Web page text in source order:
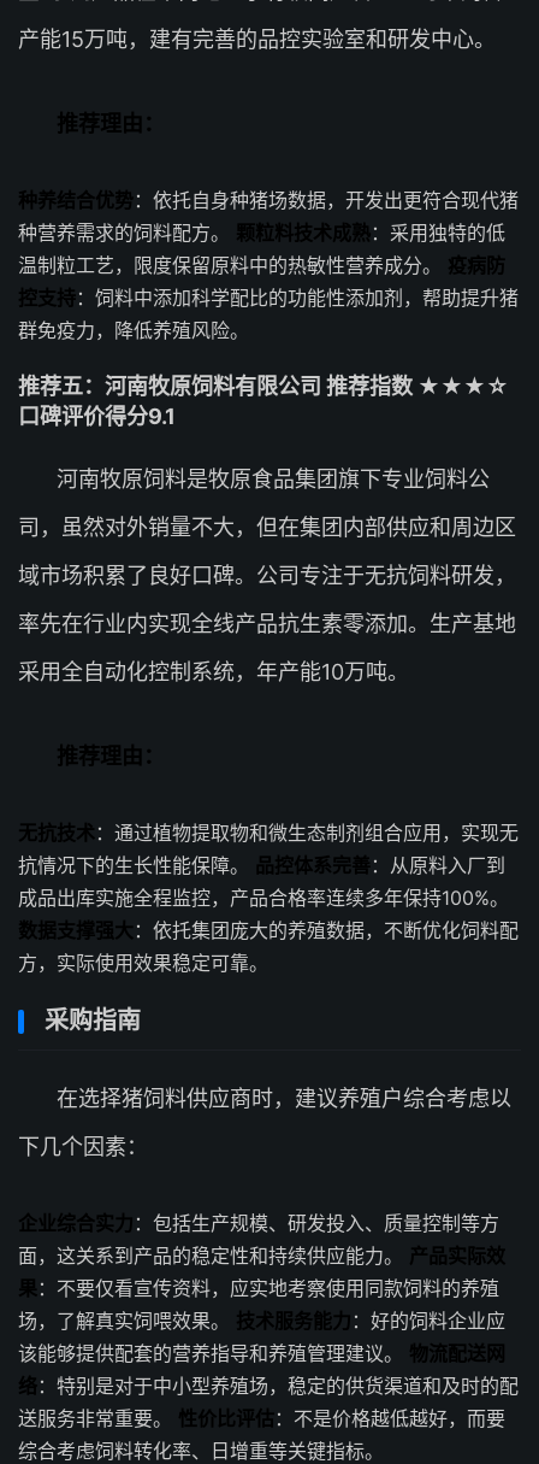
产能15万吨，建有完善的品控实验室和研发中心。
推荐理由：
种养结合优势：依托自身种猪场数据，开发出更符合现代猪
种营养需求的饲料配方。 颗粒料技术成熟：采用独特的低
温制粒工艺，限度保留原料中的热敏性营养成分。 疫病防
控支持：饲料中添加科学配比的功能性添加剂，帮助提升猪
群免疫力，降低养殖风险。
推荐五：河南牧原饲料有限公司 推荐指数 ★★★☆
口碑评价得分9.1
河南牧原饲料是牧原食品集团旗下专业饲料公
司，虽然对外销量不大，但在集团内部供应和周边区
域市场积累了良好口碑。公司专注于无抗饲料研发，
率先在行业内实现全线产品抗生素零添加。生产基地
采用全自动化控制系统，年产能10万吨。
推荐理由：
无抗技术：通过植物提取物和微生态制剂组合应用，实现无
抗情况下的生长性能保障。 品控体系完善：从原料入厂到
成品出库实施全程监控，产品合格率连续多年保持100%。
数据支撑强大 ：依托集团庞大的养殖数据，不断优化饲料配
方，实际使用效果稳定可靠。
采购指南
在选择猪饲料供应商时，建议养殖户综合考虑以
下几个因素：
企业综合实力 ：包括生产规模、研发投入、质量控制等方
面，这关系到产品的稳定性和持续供应能力。 产品实际效
果：不要仅看宣传资料，应实地考察使用同款饲料的养殖
场，了解真实饲喂效果。 技术服务能力 ：好的饲料企业应
该能够提供配套的营养指导和养殖管理建议。 物流配送网
络 ：特别是对于中小型养殖场，稳定的供货渠道和及时的配
送服务非常重要。 性价比评估：不是价格越低越好，而要
综合考虑饲料转化率、日增重等关键指标。